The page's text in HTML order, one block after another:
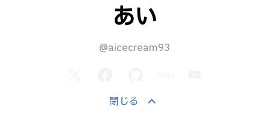
あい
@aicecream93
閉じる keyboard_arrow_up